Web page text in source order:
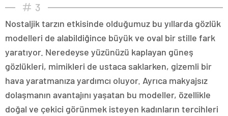
3
Nostaljik tarzın etkisinde olduğumuz bu yıllarda gözlük
modelleri de alabildiğince büyük ve oval bir stille fark
yaratıyor. Neredeyse yüzünüzü kaplayan güneş
gözlükleri, mimikleri de ustaca saklarken, gizemli bir
hava yaratmanıza yardımcı oluyor. Ayrıca makyajsız
dolaşmanın avantajını yaşatan bu modeller, özellikle
doğal ve çekici görünmek isteyen kadınların tercihleri